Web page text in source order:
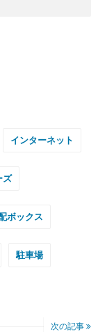
インターネット
ズ
ボックス
駐車場
次の記事